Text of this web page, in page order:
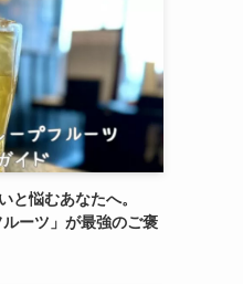
と悩むあなたへ。
ルーツ」が最強のご褒